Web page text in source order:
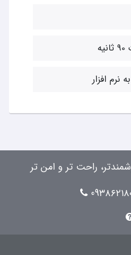
نرم افزار
راحت تر و امن تر